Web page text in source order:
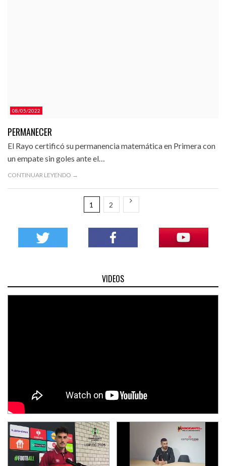
08/05/2022
PERMANECER
El Rayo certificó su permanencia matemática en Primera con
un empate sin goles ante el…
CONTINUAR LEYENDO →
1 2
VIDEOS